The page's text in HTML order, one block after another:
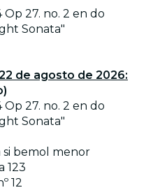
27. no. 2 en do
Sonata"
de agosto de 2026:
27. no. 2 en do
Sonata"
si bemol menor
123
12